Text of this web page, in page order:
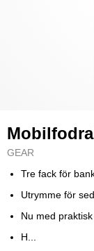
GEAR
Tre fack för
Utrymme för
Nu med
H...